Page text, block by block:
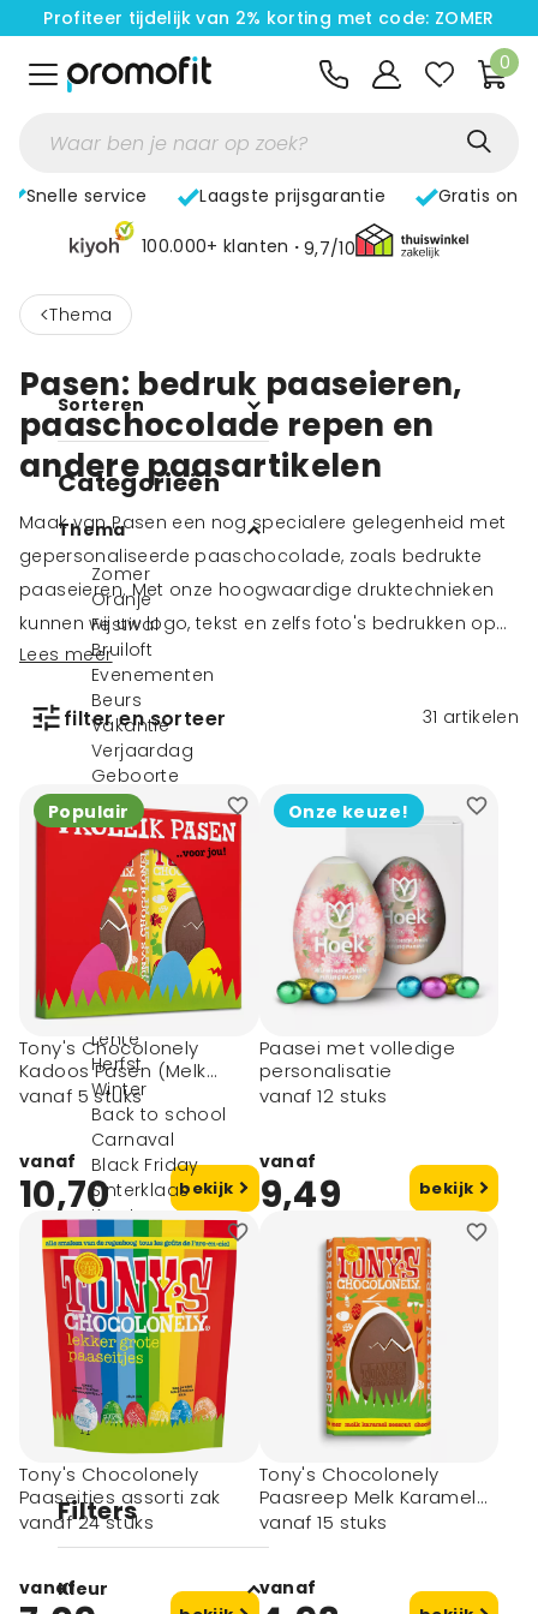
Profiteer tijdelijk van 2% korting met code: ZOMER
0
Snelle service Laagste prijsgarantie Gratis
100.000+ klanten 9,7/10
< Thema
Sorteren
Categorieën
Thema
Zomer
Oranje
Festival
Bruiloft
Evenementen
Beurs
Vakantie
Verjaardag
Geboorte
Jubileum
Anti-diefstal
Duurzame
geschenken
Brievenbus
geschenken
Relatiegeschenken
graveren
Pasen
Valentijnsdag
Lente
Herfst
Winter
Back to school
Carnaval
Black Friday
Sinterklaas
Kerst
Eindejaarsgeschenken
Corona
Merken
Onze keuze
Sale
Spoedartikelen
Kleine oplage
Branche
Doelgroep
Nieuw
Filters
Kleur
Pasen: bedruk paaseieren,
paaschocolade repen en
andere paasartikelen
Maak van Pasen een nog specialere gelegenheid met
gepersonaliseerde paaschocolade, zoals bedrukte
paaseieren. Met onze hoogwaardige druktechnieken
kunnen wij uw logo, tekst en zelfs foto's bedrukken op
heerlijke chocolade, waardoor ze perfect zijn voor
bedrijfspromotie, evenementen of als unieke
geschenken voor vrienden en familie. Of wat dacht u
van een ChocoTelegram met een vrolijke paasgroet?
Ontdek de mogelijkheden van paaschocolade
bedrukken en voeg een persoonlijk tintje toe aan uw
Paasviering.
Lees meer
filter en sorteer 31 artikelen
Populair
Tony's Chocolonely
Kadoos Pasen (Melk
Karamel Zeezout + Melk
Meringue Citroen)
vanaf 5 stuks
vanaf
10,70 bekijk
Onze keuze!
Paasei met volledige
personalisatie
vanaf 12 stuks
vanaf
9,49 bekijk
Tony's Chocolonely
Paaseitjes assorti zak
vanaf 24 stuks
vanaf
Tony's Chocolonely
Paasreep Melk Karamel
Zeezout
vanaf 15 stuks
vanaf